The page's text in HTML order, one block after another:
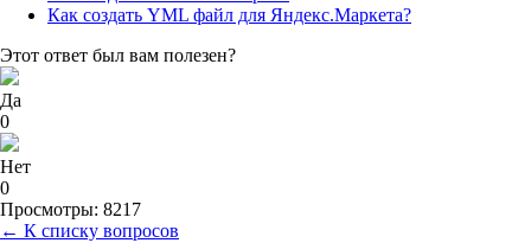
Как создать YML файл для Яндекс.Маркета?
Этот ответ был вам полезен?
Да
0
Нет
0
Просмотры: 8217
← К списку вопросов